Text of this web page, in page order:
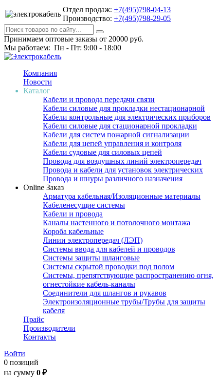
Отдел продаж: +7(495)798-04-13
Производство: +7(495)798-29-05
Принимаем оптовые заказы от 20000 руб.
Мы работаем: Пн - Пт: 9:00 - 18:00
Компания
Новости
Каталог
Кабели и провода передачи связи
Кабели силовые для прокладки нестационарной
Кабели контрольные для электрических приборов
Кабели силовые для стационарной прокладки
Кабели для систем пожарной сигнализации
Кабели для цепей управления и контроля
Кабели судовые для силовых цепей
Провода для воздушных линий электропередач
Провода и кабели для установок электрических
Провода и шнуры различного назначения
Online Заказ
Арматура кабельная/Изоляционные материалы
Кабеленесущие системы
Кабели и провода
Каналы настенного и потолочного монтажа
Короба кабельные
Линии электропередач (ЛЭП)
Системы ввода для кабелей и проводов
Системы защиты шланговые
Системы скрытой проводки под полом
Системы, препятствующие распространению огня,
огнестойкие кабель-каналы
Соединители для шлангов и рукавов
Электроизоляционные трубы/Трубы для защиты
кабеля
Прайс
Производители
Контакты
Войти
0 позиций
на сумму 0 ₽